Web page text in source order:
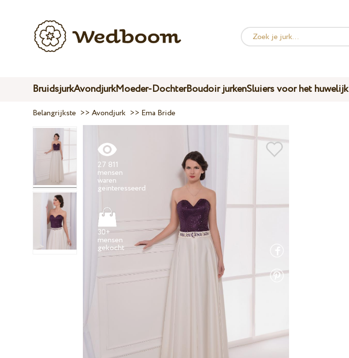
BruidsjurkAvondjurkMoeder-DochterBoudoir jurkenSluiers voor het huwelijk
Belangrijkste >>Avondjurk >> Ema Bride
27 811
mensen
waren
30+
mensen